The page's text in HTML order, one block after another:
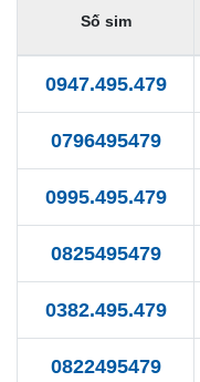
Số sim
0947.495.479
0796495479
0995.495.479
0825495479
0382.495.479
0822495479